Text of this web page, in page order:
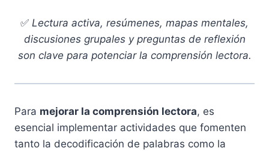
✅ Lectura activa, resúmenes, mapas mentales,
discusiones grupales y preguntas de reflexión
son clave para potenciar la comprensión lectora.
Para mejorar la comprensión lectora, es
esencial implementar actividades que fomenten
tanto la decodificación de palabras como la